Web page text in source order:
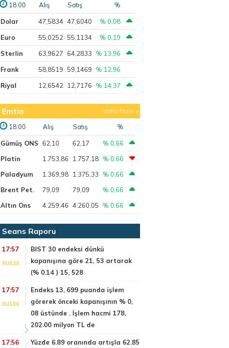
18:00 Alış Satış %
Dolar 47,5834 47,6040 % 0,08
Euro 55,0252 55,1134 % 0,19
Sterlin 63,9627 64,2833 % 13,96
Frank 58,8519 59,1469 % 12,96
Riyal 12,6542 12,7176 % 14,37
Emtia daha fazla
18:00 Alış Satış %
Gümüş ONS 62,10 62,17
% 0,66
Platin
1.753,86 1.757,18 % 0,66
Paladyum
1.369,98 1.375,33
% 0,66
Brent Pet.
79,09 79,09
% 0,66
Altın Ons
4.259,46 4.260,05 % 0,66
Seans Raporu
17:57
XU030
BIST 30 endeksi dünkü
kapanışına göre 21, 53 artarak
(% 0.14 ) 15, 528
17:57
XU100
Endeks 13, 699 puanda işlem
görerek önceki kapanışının % 0,
08 üstünde . İşlem hacmi 178,
202.00 milyon TL de
17:56
Yüzde 6.89 oranında artışla 62.85